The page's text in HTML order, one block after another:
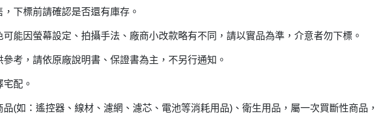
下標前請確認是否還有庫存。
能因螢幕設定、拍攝手法、廠商小改款略有不同，請以實品為準，介意者勿下標。
考，請依原廠說明書、保證書為主，不另行通知。
配。
(如：遙控器、線材、濾網、濾芯、電池等消耗用品)、衛生用品，屬一次買斷性商品